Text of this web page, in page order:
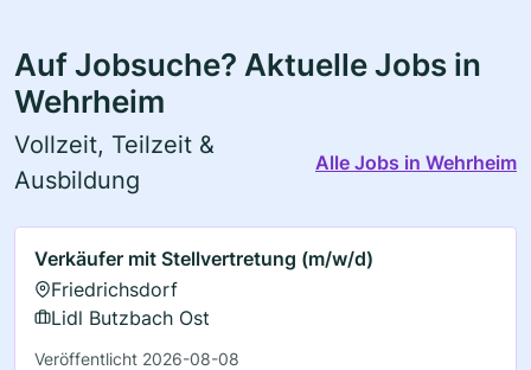
Auf Jobsuche? Aktuelle Jobs in
Wehrheim
Vollzeit, Teilzeit &
Ausbildung
Alle Jobs in Wehrheim
Verkäufer mit Stellvertretung (m/w/d)
Friedrichsdorf
Lidl Butzbach Ost
Veröffentlicht 2026-08-08